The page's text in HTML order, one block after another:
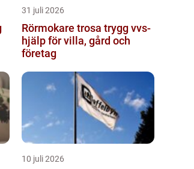
31 juli 2026
Rörmokare trosa trygg vvs-
hjälp för villa, gård och
företag
10 juli 2026